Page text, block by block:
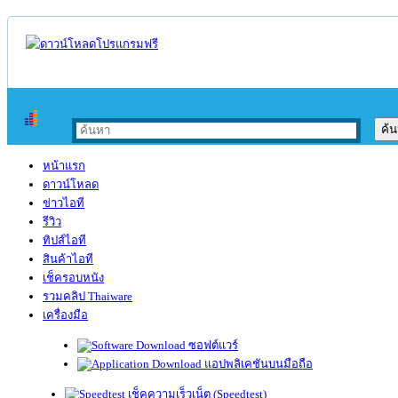
หน้าแรก
ดาวน์โหลด
ข่าวไอที
รีวิว
ทิปส์ไอที
สินค้าไอที
เช็ครอบหนัง
รวมคลิป Thaiware
เครื่องมือ
ซอฟต์แวร์
แอปพลิเคชันบนมือถือ
เช็คความเร็วเน็ต (Speedtest)